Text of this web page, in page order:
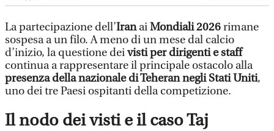
La partecipazione dell’IranaiMondiali 2026rimane
sospesa a un filo. A meno di un mese dal calcio
d’inizio, la questione deivisti per dirigenti e staff
continua a rappresentare il principale ostacolo alla
presenza della nazionale di Teheran negli Stati Uniti,
uno dei tre Paesi ospitanti della competizione.
Il nodo dei visti e il caso Taj